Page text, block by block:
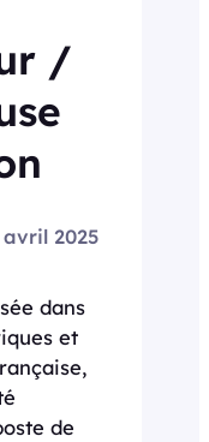
/
avril 2025
dans
et
de